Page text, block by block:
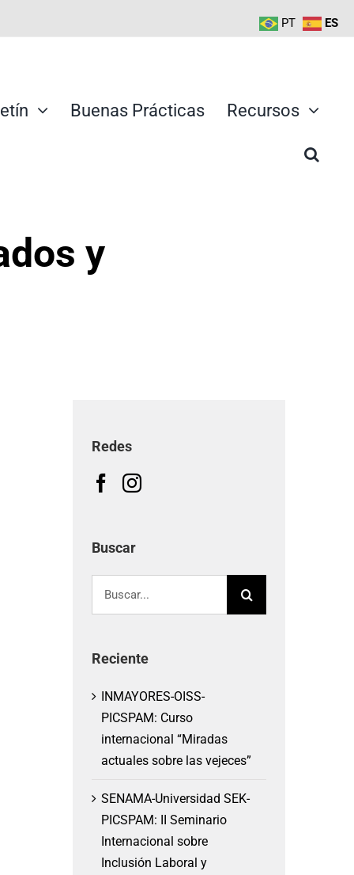
Buenas Prácticas Recursos
y
Redes
Buscar
Reciente
INMAYORES-OISS-
PICSPAM: Curso
internacional “Miradas
actuales sobre las vejeces”
SENAMA-Universidad SEK-
PICSPAM: II Seminario
Internacional sobre
Inclusión Laboral y
PT ES